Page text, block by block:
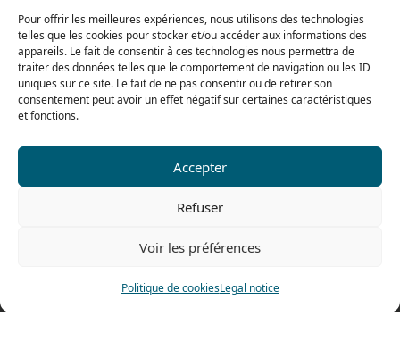
Pour offrir les meilleures expériences, nous utilisons des technologies
telles que les cookies pour stocker et/ou accéder aux informations des
appareils. Le fait de consentir à ces technologies nous permettra de
traiter des données telles que le comportement de navigation ou les ID
uniques sur ce site. Le fait de ne pas consentir ou de retirer son
consentement peut avoir un effet négatif sur certaines caractéristiques
et fonctions.
Accepter
Refuser
Voir les préférences
Politique de cookiesLegal notice
On friday
From 8h to 12h30 and from 13h30 to 16h
Fax: 0033 474 62 81 69
478 rue Alexandre Richetta